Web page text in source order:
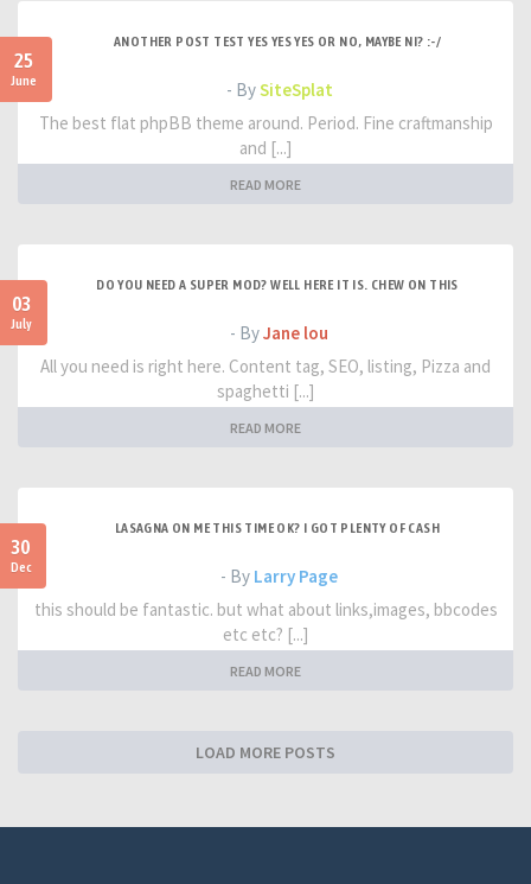
25
June
ANOTHER POST TEST YES YES YES OR NO, MAYBE NI? :-/
- BySiteSplat
The best flat phpBB theme around. Period. Fine craftmanship
and [...]
READ MORE
03
July
DO YOU NEED A SUPER MOD? WELL HERE IT IS. CHEW ON THIS
- ByJane lou
All you need is right here. Content tag, SEO, listing, Pizza and
spaghetti [...]
READ MORE
30
Dec
LASAGNA ON ME THIS TIME OK? I GOT PLENTY OF CASH
- By Larry Page
this should be fantastic. but what about links,images, bbcodes
etc etc? [...]
READ MORE
LOAD MORE POSTS